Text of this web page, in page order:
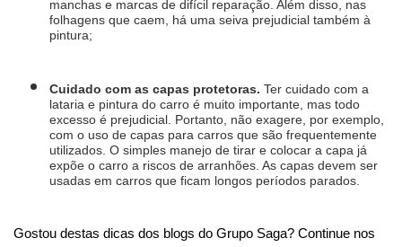
manchas e marcas de difícil reparação. Além disso, nas
folhagens que caem, há uma seiva prejudicial também à
pintura;
Cuidado com as capas protetoras. Ter cuidado com a
lataria e pintura do carro é muito importante, mas todo
excesso é prejudicial. Portanto, não exagere, por exemplo,
com o uso de capas para carros que são frequentemente
utilizados. O simples manejo de tirar e colocar a capa já
expõe o carro a riscos de arranhões. As capas devem ser
usadas em carros que ficam longos períodos parados.
Gostou destas dicas dos blogs do Grupo Saga? Continue nos